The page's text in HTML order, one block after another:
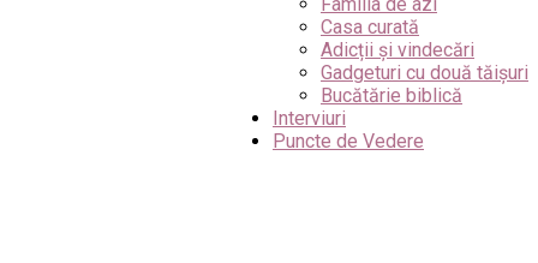
Casa curată
Adicții și vindecări
Gadgeturi cu două tăișuri
Bucătărie biblică
Interviuri
Puncte de Vedere